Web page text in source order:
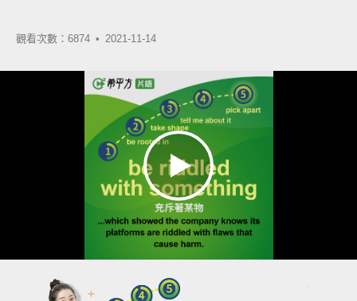
觀看次數：6874 • 2021-11-14